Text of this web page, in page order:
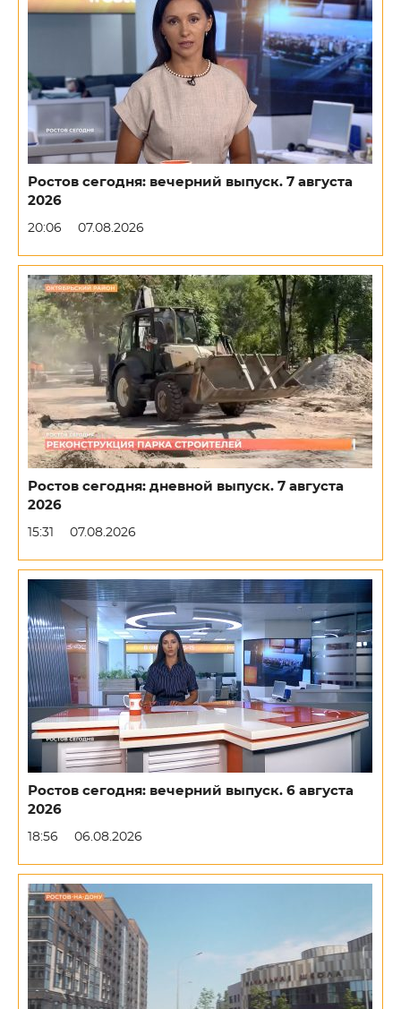
Ростов сегодня: вечерний выпуск. 7 августа
2026
20:06 07.08.2026
Ростов сегодня: дневной выпуск. 7 августа
2026
15:31 07.08.2026
Ростов сегодня: вечерний выпуск. 6 августа
2026
18:56 06.08.2026